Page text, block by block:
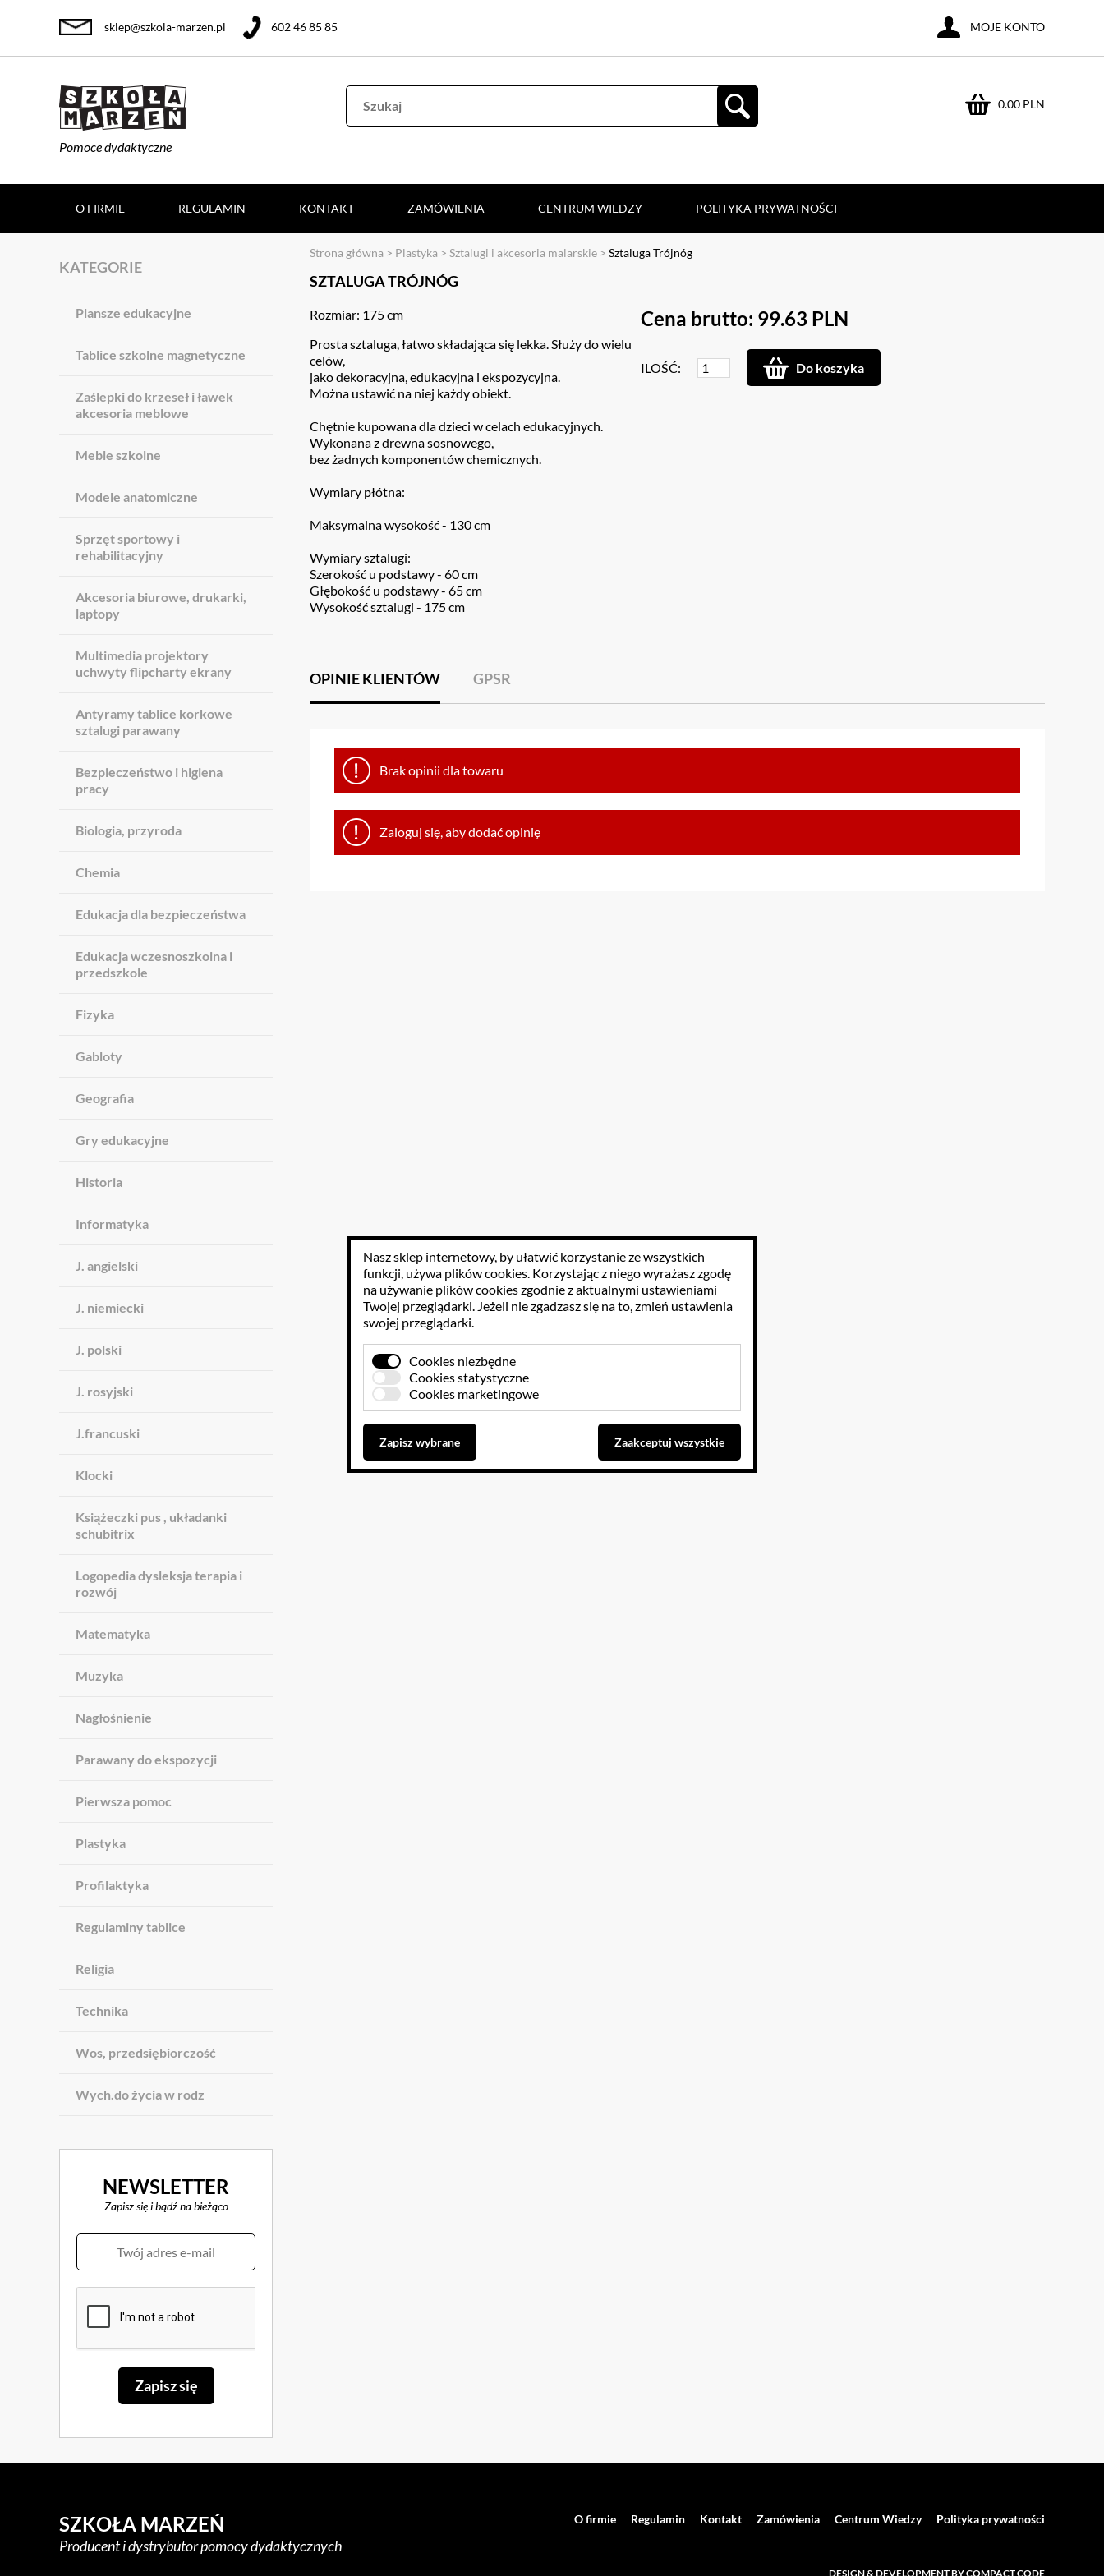
Pomoce dydaktyczne
0.00 PLN
sklep@szkola-marzen.pl 602 46 85 85 MOJE KONTO
O FIRMIE REGULAMIN KONTAKT ZAMÓWIENIA CENTRUM WIEDZY POLITYKA PRYWATNOŚCI
KATEGORIE
Plansze edukacyjne
Tablice szkolne magnetyczne
Zaślepki do krzeseł i ławek
akcesoria meblowe
Meble szkolne
Modele anatomiczne
Sprzęt sportowy i
rehabilitacyjny
Akcesoria biurowe, drukarki,
laptopy
Multimedia projektory
uchwyty flipcharty ekrany
Antyramy tablice korkowe
sztalugi parawany
Bezpieczeństwo i higiena
pracy
Biologia, przyroda
Chemia
Edukacja dla bezpieczeństwa
Edukacja wczesnoszkolna i
przedszkole
Fizyka
Gabloty
Geografia
Gry edukacyjne
Historia
Informatyka
J. angielski
J. niemiecki
J. polski
J. rosyjski
J.francuski
Klocki
Książeczki pus , układanki
schubitrix
Logopedia dysleksja terapia i
rozwój
Matematyka
Muzyka
Nagłośnienie
Parawany do ekspozycji
Pierwsza pomoc
Plastyka
Profilaktyka
Regulaminy tablice
Religia
Technika
Wos, przedsiębiorczość
Wych.do życia w rodz
NEWSLETTER
Zapisz się i bądź na bieżąco
Strona główna > Plastyka > Sztalugi i akcesoria malarskie > Sztaluga Trójnóg
SZTALUGA TRÓJNÓG
Cena brutto: 99.63 PLN
ILOŚĆ: Do koszyka
Rozmiar: 175 cm
Prosta sztaluga, łatwo składająca się lekka. Służy do wielu
celów,
jako dekoracyjna, edukacyjna i ekspozycyjna.
Można ustawić na niej każdy obiekt.
Chętnie kupowana dla dzieci w celach edukacyjnych.
Wykonana z drewna sosnowego,
bez żadnych komponentów chemicznych.
Wymiary płótna:
Maksymalna wysokość - 130 cm
Wymiary sztalugi:
Szerokość u podstawy - 60 cm
Głębokość u podstawy - 65 cm
Wysokość sztalugi - 175 cm
OPINIE KLIENTÓW GPSR
Brak opinii dla towaru
Zaloguj się, aby dodać opinię
SZKOŁA MARZEŃ
Producent i dystrybutor pomocy dydaktycznych
O firmie Regulamin Kontakt Zamówienia Centrum Wiedzy Polityka prywatności
DESIGN & DEVELOPMENT BY COMPACT CODE
Nasz sklep internetowy, by ułatwić korzystanie ze wszystkich
funkcji, używa plików cookies. Korzystając z niego wyrażasz zgodę
na używanie plików cookies zgodnie z aktualnymi ustawieniami
Twojej przeglądarki. Jeżeli nie zgadzasz się na to, zmień ustawienia
swojej przeglądarki.
Cookies niezbędne
Cookies statystyczne
Cookies marketingowe
Zapisz wybrane Zaakceptuj wszystkie